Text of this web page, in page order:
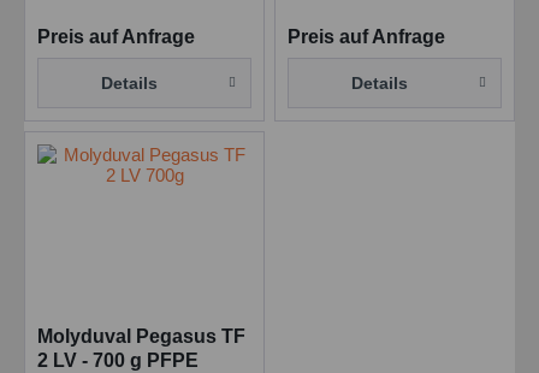
Preis auf Anfrage
Details
Preis auf Anfrage
Details
Molyduval Pegasus TF
2 LV - 700 g PFPE